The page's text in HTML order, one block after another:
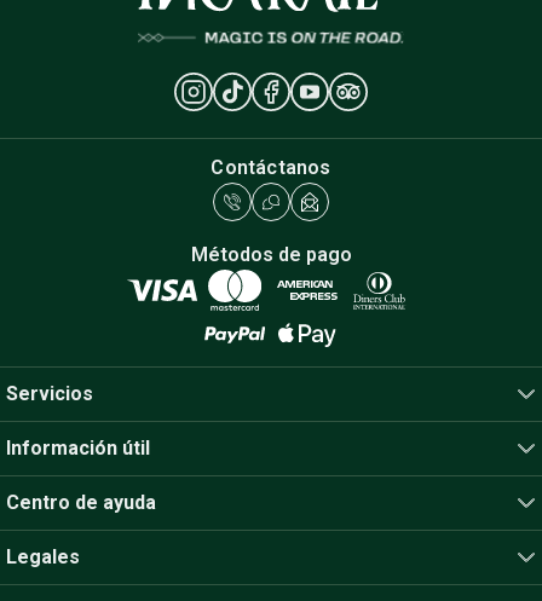
Contáctanos
Métodos de pago
Servicios
Legales
Información útil
Centro de ayuda